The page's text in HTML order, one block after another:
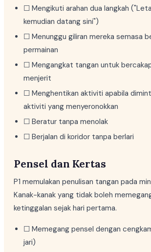
☐ Mengikuti arahan dua langkah
kemudian datang sini")
☐ Menunggu giliran mereka semasa
permainan
☐ Mengangkat tangan untuk
menjerit
☐ Menghentikan aktiviti apabila
aktiviti yang menyeronokkan
☐ Beratur tanpa menolak
☐ Berjalan di koridor tanpa berlari
Pensel dan Kertas
P1 memulakan penulisan tangan pada
Kanak-kanak yang tidak boleh
ketinggalan sejak hari pertama.
☐ Memegang pensel dengan
jari)